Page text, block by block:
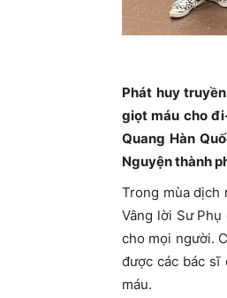
Phát huy
giọt máu cho
Quang Hàn
Nguyện thành
Trong mùa dịch
Vâng lời Sư
cho mọi người.
được các bác sĩ
máu.